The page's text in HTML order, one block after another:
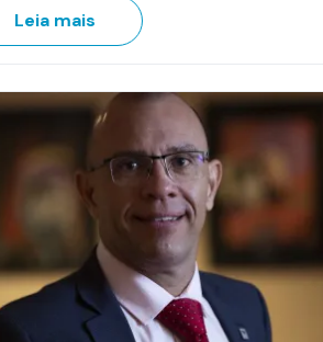
Leia mais